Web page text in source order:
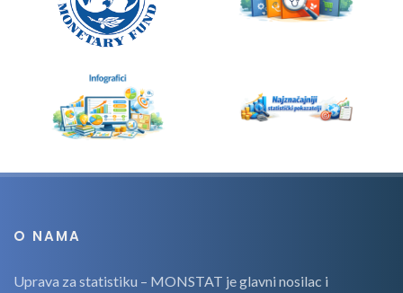
O NAMA
Uprava za statistiku – MONSTAT je glavni nosilac i